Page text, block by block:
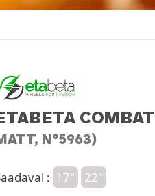
COMBAT
N°5963)
: 17"
22"